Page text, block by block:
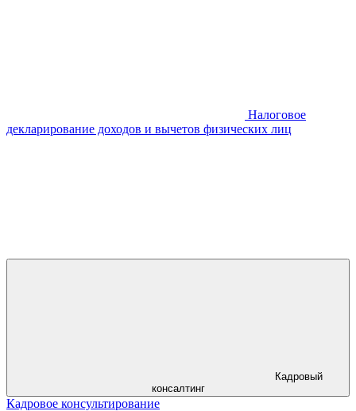
Налоговое
декларирование доходов и вычетов физических лиц
консалтинг
Кадровое консультирование